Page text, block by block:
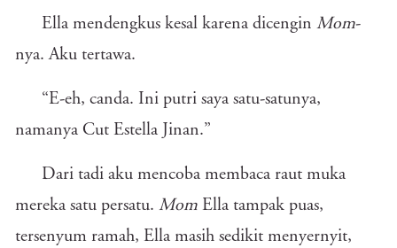
Ella mendengkus kesal karena dicengin Mom-
nya. Aku tertawa.
“E-eh, canda. Ini putri saya satu-satunya,
namanya Cut Estella Jinan.”
Dari tadi aku mencoba membaca raut muka
mereka satu persatu. Mom Ella tampak puas,
tersenyum ramah, Ella masih sedikit menyernyit,